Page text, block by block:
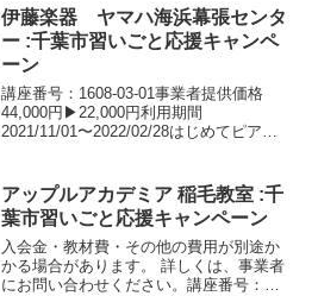
営業の要請が発出された場合は、 要
請に従いご対応をお願いし...
伊藤楽器 ヤマハ海浜幕張センタ
ー :千葉市習いごと応援キャンペ
ーン
講座番号：1608-03-01事業者提供価格
44,000円▶22,000円利用期間
2021/11/01〜2022/02/28はじめてピアノ
実費となります。講...
アップルアカデミア 稲毛教室 :千
葉市習いごと応援キャンペーン
入会金・教材費・その他の費用が別途か
かる場合があります。 詳しくは、事業者
にお問い合わせください。講座番号：